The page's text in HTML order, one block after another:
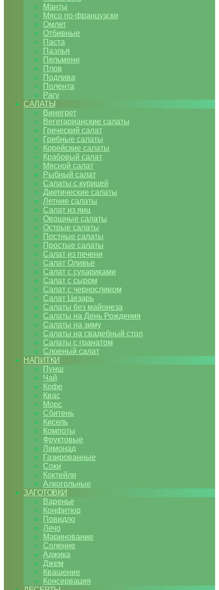
Манты
Мясо по-французски
Омлет
Отбивные
Паста
Паэлья
Пельмени
Плов
Подлива
Полента
Рагу
САЛАТЫ
Винегрет
Вегетарианские салаты
Греческий салат
Грибные салаты
Корейские салаты
Крабовый салат
Мясной салат
Рыбный салат
Салаты с курицей
Диетические салаты
Летние салаты
Салат из яиц
Овощные салаты
Острые салаты
Постные салаты
Простые салаты
Салат из печени
Салат Оливье
Салат с сухариками
Салат с сыром
Салат с черносливом
Салат Цезарь
Салаты без майонеза
Салаты на День Рождения
Салаты на зиму
Салаты на свадебный стол
Салаты с гранатом
Слоеный салат
НАПИТКИ
Пунш
Чай
Кофе
Квас
Морс
Сбитень
Кисель
Компоты
Фруктовые
Лимонад
Газированные
Соки
Коктейли
Алкогольные
ЗАГОТОВКИ
Варенье
Конфитюр
Повидло
Лечо
Маринование
Соление
Аджика
Джем
Квашение
Консервация